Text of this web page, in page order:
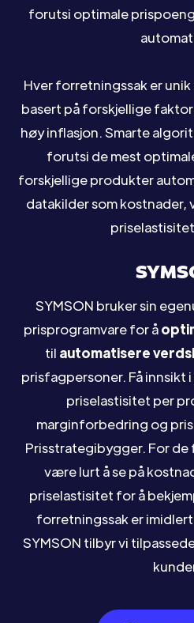
forutsi optimale
Hver forretningssak er
basert på forskjellige
høy inflasjon. Smarte
forutsi de mest
forskjellige produkter
datakilder som
SYMSON bruker sin
prisprogramvare for å
til automatisere
prisfagpersoner. Få innsikt
priselastisitet per
marginforbedring og
Prisstrategibygger. For de
være lurt å se på
priselastisitet for å
forretningssak er
SYMSON tilbyr vi